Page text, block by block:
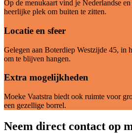
Op de menukaart vind je Nederlandse
heerlijke plek om buiten te zitten.
Locatie en sfeer
Gelegen aan Boterdiep Westzijde 45,
om te blijven hangen.
Extra mogelijkheden
Moeke Vaatstra biedt ook ruimte voor
een gezellige borrel.
Neem direct contact op